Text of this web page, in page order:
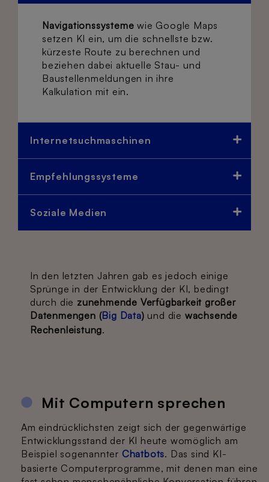
Navigationssystemewie Google Maps
setzen KI ein, um die schnellste bzw.
kürzeste Route zu berechnen und
beziehen dabei aktuelle Stau- und
Baustellenmeldungen in ihre
Kalkulation mit ein.
Internetsuchmaschinen
Empfehlungssysteme
Soziale Medien
In den letzten Jahren gab es jedoch einige
Sprünge in der Entwicklung der KI, bedingt
durch die zunehmende Verfügbarkeit großer
Datenmengen (Big Data) und die wachsende
Rechenleistung.
Mit Computern sprechen
Am eindrücklichsten zeigt sich der gegenwärtige
Entwicklungsstand der KI heute womöglich am
Beispiel sogenannter Chatbots. Das sind KI-
basierte Computerprogramme, mit denen man eine